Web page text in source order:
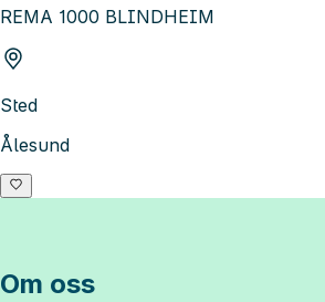
REMA 1000 BLINDHEIM
Sted
Ålesund
Om oss